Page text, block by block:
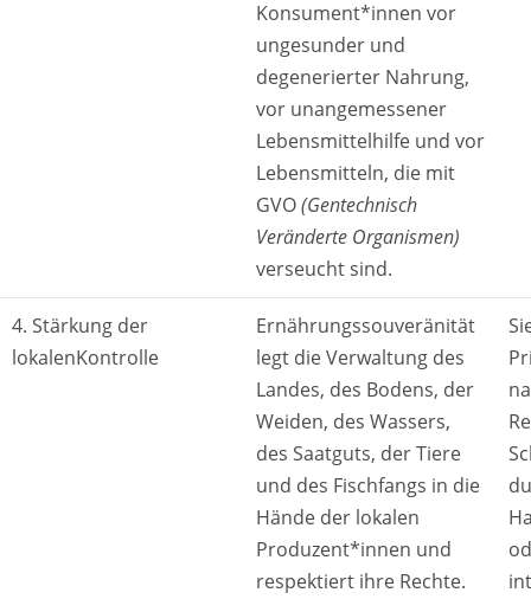
Konsument*innen vor
ungesunder und
degenerierter Nahrung,
vor unangemessener
Lebensmittelhilfe und vor
Lebensmitteln, die mit
GVO(Gentechnisch
Veränderte Organismen)
verseucht sind.
4. Stärkung der
lokalenKontrolle
Ernährungssouveränität
legt die Verwaltung des
Landes, des Bodens, der
Weiden, des Wassers,
des Saatguts, der Tiere
und des Fischfangs in die
Hände der lokalen
Produzent*innen und
respektiert ihre Rechte.